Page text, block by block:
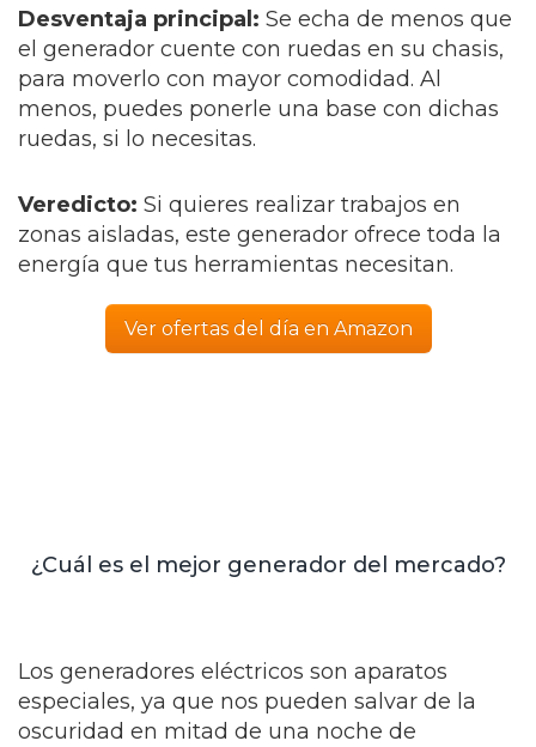
Desventaja principal: Se echa de menos que
el generador cuente con ruedas en su chasis,
para moverlo con mayor comodidad. Al
menos, puedes ponerle una base con dichas
ruedas, si lo necesitas.
Veredicto: Si quieres realizar trabajos en
zonas aisladas, este generador ofrece toda la
energía que tus herramientas necesitan.
Ver ofertas del día en Amazon
¿Cuál es el mejor generador del mercado?
Los generadores eléctricos son aparatos
especiales, ya que nos pueden salvar de la
oscuridad en mitad de una noche de